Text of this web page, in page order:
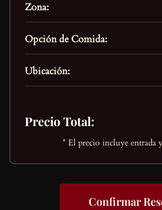
Zona:
Opción de Comida:
Ubicación:
Precio Total:
* El precio incluye entrada
Confirmar